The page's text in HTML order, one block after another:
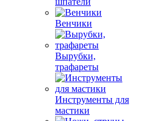
Венчики
Вырубки,
трафареты
Инструменты для
мастики